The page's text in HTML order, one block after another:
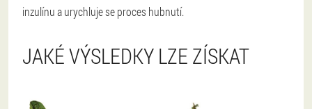
inzulínu a urychluje se proces hubnutí.
JAKÉ VÝSLEDKY LZE ZÍSKAT